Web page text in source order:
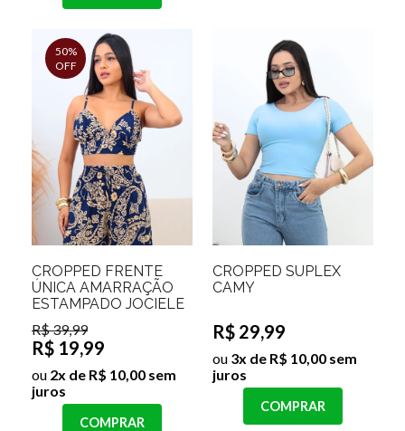
50%
OFF
CROPPED FRENTE
ÚNICA AMARRAÇÃO
ESTAMPADO JOCIELE
R$ 39,99
R$ 19,99
ou 2x de R$ 10,00 sem
juros
COMPRAR
CROPPED SUPLEX
CAMY
R$ 29,99
ou 3x de R$ 10,00 sem
juros
COMPRAR